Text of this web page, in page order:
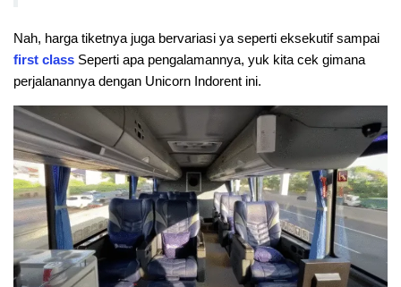
Nah, harga tiketnya juga bervariasi ya seperti eksekutif sampai
first class Seperti apa pengalamannya, yuk kita cek gimana
perjalanannya dengan Unicorn Indorent ini.